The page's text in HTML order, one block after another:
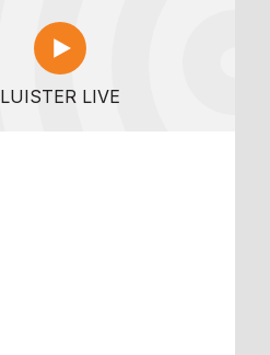
LUISTER LIVE